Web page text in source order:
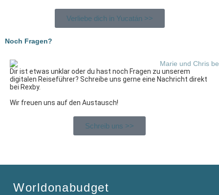
Verliebe dich in Yucatán >>
Noch Fragen?
Dir ist etwas unklar oder du hast noch Fragen zu unserem
digitalen Reiseführer? Schreibe uns gerne eine Nachricht direkt
bei Rexby.
Wir freuen uns auf den Austausch!
Schreib uns >>
Worldonabudget